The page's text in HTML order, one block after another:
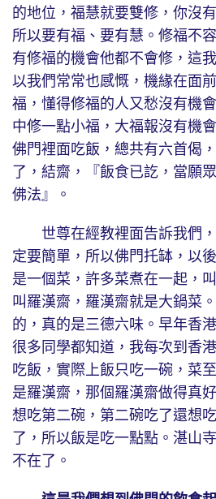
的地位，福慧就要雙修，你沒
所以要有福、要有慧。修福不
有修福的機會他都不會修，這
以我們常常也感慨，機緣在面
福，懂得修福的人又愁沒有機
中修一點小福，大福報沒有機
佛門裡面吃飯，總共有六首偈
了，結齋，『飯食已訖，當願
佛法』。
世尊在經教裡面告訴我們，
定要簡單，所以佛門托缽，以
是一個菜，許多菜煮在一起，
叫羅漢齋，羅漢齋就是大鍋菜
的，真的是三德六味。早年香
很多同學都知道，我每次到香
吃飯，實際上飯只吃一碗，菜
是羅漢齋，那個羅漢齋做得真
想吃第二碗，第二碗吃了還想
了，所以飯是吃一點點。湛山
不在了。